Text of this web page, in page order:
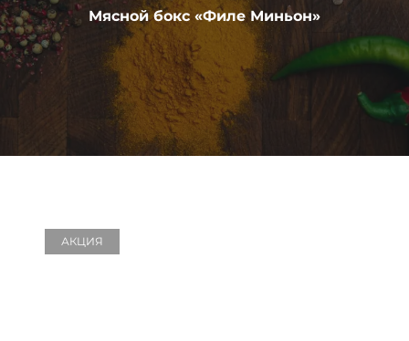
Мясной бокс «Филе Миньон»
АКЦИЯ